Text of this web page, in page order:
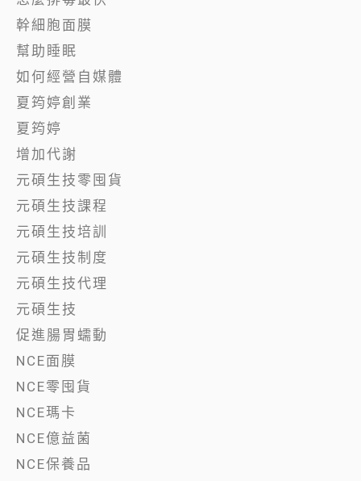
幹細胞面膜
幫助睡眠
如何經營自媒體
夏筠婷創業
夏筠婷
增加代謝
元碩生技零囤貨
元碩生技課程
元碩生技培訓
元碩生技制度
元碩生技代理
元碩生技
促進腸胃蠕動
NCE面膜
NCE零囤貨
NCE瑪卡
NCE億益菌
NCE保養品